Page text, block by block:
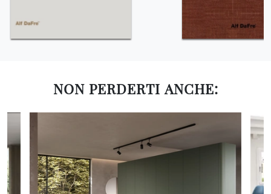
NON PERDERTI ANCHE: